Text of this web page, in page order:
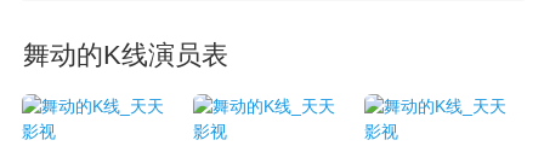
舞动的K线演员表